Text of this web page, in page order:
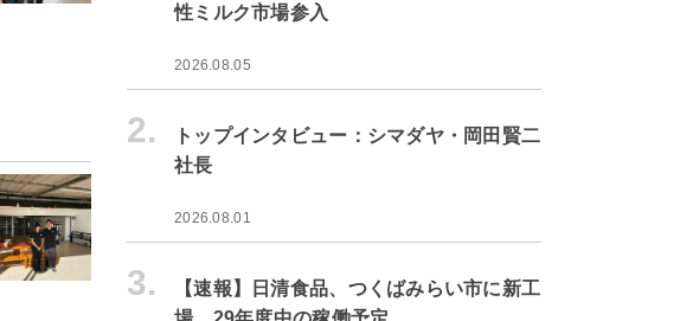
性ミルク市場参入
2026.08.05
2.
トップインタビュー：シマダヤ・岡田賢二
社長
2026.08.01
3.
【速報】日清食品、つくばみらい市に新工